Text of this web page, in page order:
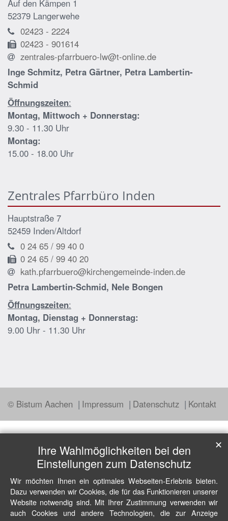
Auf den Kämpen 1
52379 Langerwehe
02423 - 2224
02423 - 901614
zentrales-pfarrbuero-lw@t-online.de
Inge Schmitz, Petra Gärtner, Petra Lambertin-
Schmid
Öffnungszeiten:
Montag, Mittwoch + Donnerstag:
9.30 - 11.30 Uhr
Montag:
15.00 - 18.00 Uhr
Zentrales Pfarrbüro Inden
Hauptstraße 7
52459 Inden/Altdorf
0 24 65 / 99 40 0
0 24 65 / 99 40 20
kath.pfarrbuero@kirchengemeinde-inden.de
Petra Lambertin-Schmid, Nele Bongen
Öffnungszeiten:
Montag, Dienstag + Donnerstag:
9.00 Uhr - 11.30 Uhr
© Bistum Aachen Impressum Datenschutz Kontakt
Ihre Wahlmöglichkeiten bei den
Einstellungen zum Datenschutz
Wir möchten Ihnen ein optimales Webseiten-Erlebnis bieten.
Dazu verwenden wir Cookies, die für das Funktionieren unserer
Website notwendig sind. Mit Ihrer Zustimmung verwenden wir
auch Cookies und andere Technologien, die zur Anzeige
✕